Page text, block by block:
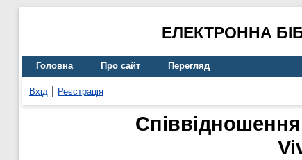
ЕЛЕКТРОННА
Головна Про сайт Перегляд
Вхід Реєстрація